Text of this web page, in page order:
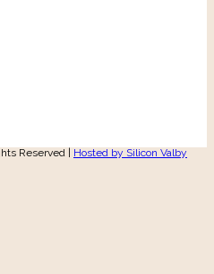
Reserved | Hosted by Silicon Valby